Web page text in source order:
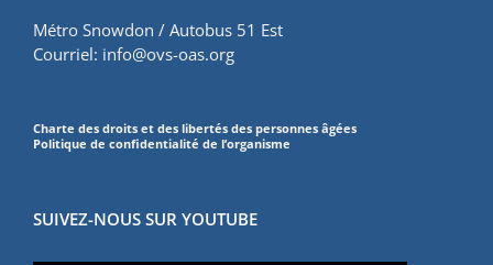
Métro Snowdon / Autobus 51 Est
Courriel: info@ovs-oas.org
Charte des droits et des libertés des personnes âgées
Politique de confidentialité de l’organisme
SUIVEZ-NOUS SUR YOUTUBE